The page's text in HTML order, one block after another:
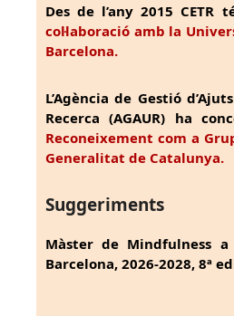
Des de l’any 2015 CETR
col·laboració amb la
Barcelona.
L’Agència de Gestió
Recerca (AGAUR) ha
Reconeixement com a
Generalitat de Catalunya.
Suggeriments
Màster de Mindfulness
Barcelona, 2026-2028, 8ª